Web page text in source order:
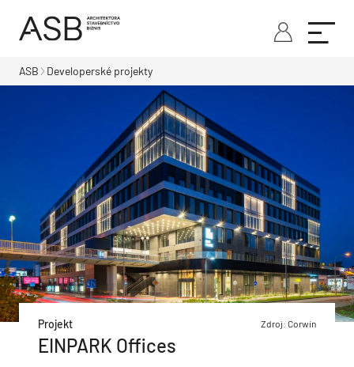
ASB Developerské projekty
Projekt Zdroj: Corwin
EINPARK Offices